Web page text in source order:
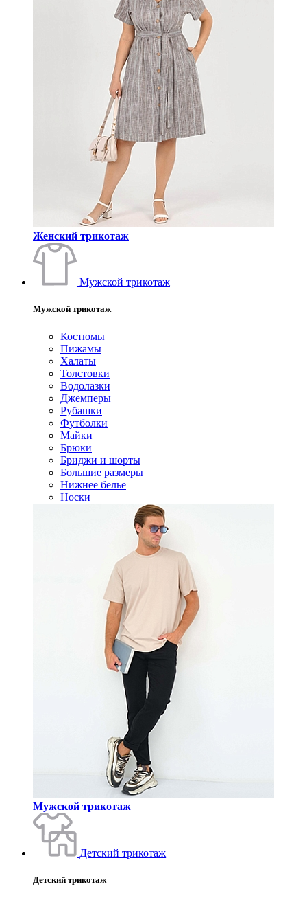
Женский трикотаж
Мужской трикотаж
Мужской трикотаж
Костюмы
Пижамы
Халаты
Толстовки
Водолазки
Джемперы
Рубашки
Футболки
Майки
Брюки
Бриджи и шорты
Большие размеры
Нижнее белье
Носки
Мужской трикотаж
Детский трикотаж
Детский трикотаж